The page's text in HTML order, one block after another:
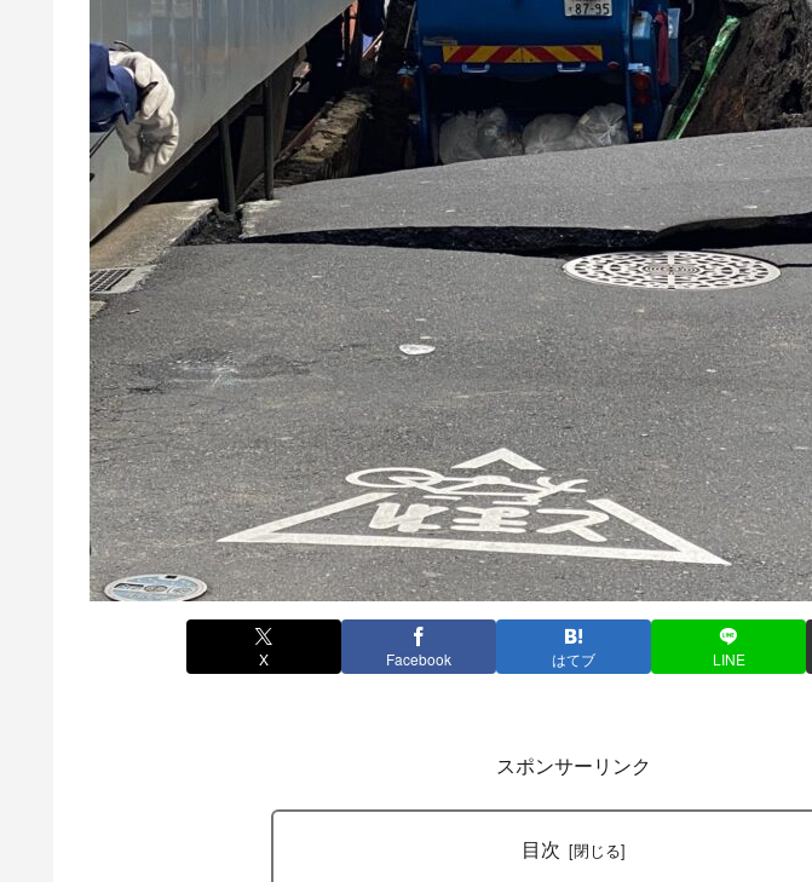
X Facebook はてブ LINE
スポンサーリンク
目次